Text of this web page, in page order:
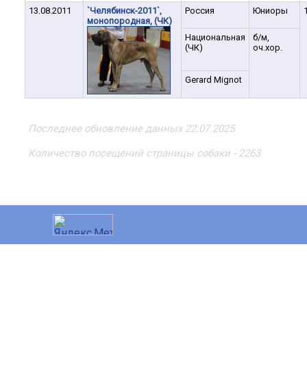
13.08.2011
`Челябинск-2011`,
монопородная, (ЧК)
Россия Юниоры
Национальная
(ЧК)
б/м,
оч.хор.
Gerard Mignot
Последнее обновление данных 22.07.2025
Количество посещений страницы собаки - 2263